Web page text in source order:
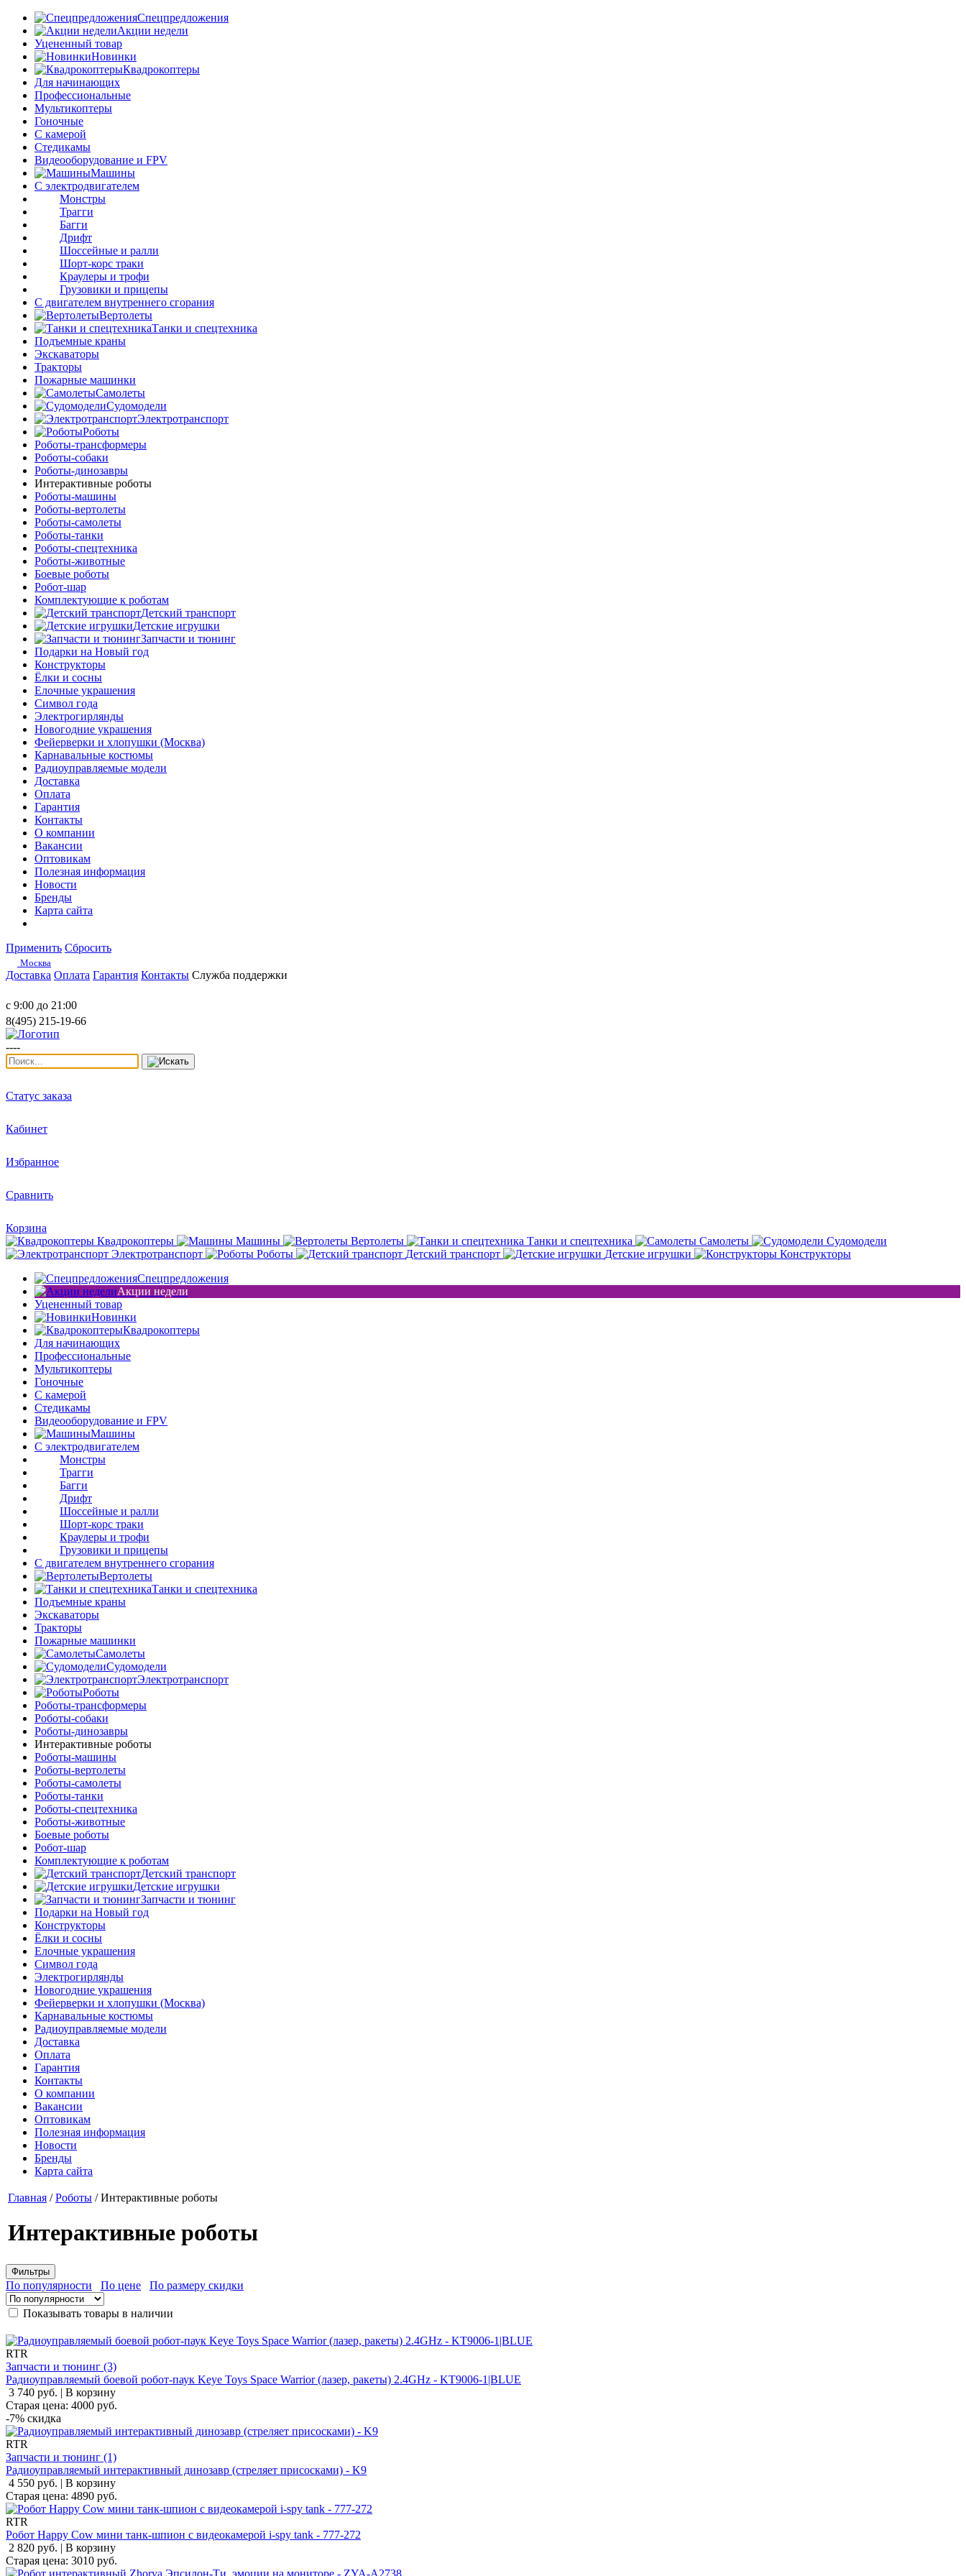
Спецпредложения
Акции недели
Уцененный товар
Новинки
Квадрокоптеры
Для начинающих
Профессиональные
Мультикоптеры
Гоночные
C камерой
Стедикамы
Видеооборудование и FPV
Машины
С электродвигателем
Монстры
Трагги
Багги
Дрифт
Шоссейные и ралли
Шорт-корс траки
Краулеры и трофи
Грузовики и прицепы
С двигателем внутреннего сгорания
Вертолеты
Танки и спецтехника
Подъемные краны
Экскаваторы
Тракторы
Пожарные машинки
Самолеты
Судомодели
Электротранспорт
Роботы
Роботы-трансформеры
Роботы-собаки
Роботы-динозавры
Интерактивные роботы
Роботы-машины
Роботы-вертолеты
Роботы-самолеты
Роботы-танки
Роботы-спецтехника
Роботы-животные
Боевые роботы
Робот-шар
Комплектующие к роботам
Детский транспорт
Детские игрушки
Запчасти и тюнинг
Подарки на Новый год
Конструкторы
Ёлки и сосны
Елочные украшения
Символ года
Электрогирлянды
Новогодние украшения
Фейерверки и хлопушки (Москва)
Карнавальные костюмы
Радиоуправляемые модели
Доставка
Оплата
Гарантия
Контакты
О компании
Вакансии
Оптовикам
Полезная информация
Новости
Бренды
Карта сайта
Применить Сбросить
Москва
Доставка Оплата Гарантия Контакты Служба поддержки
с 9:00 до 21:00
8(495) 215-19-66
----
Статус заказа
Кабинет
Избранное
Сравнить
Корзина
Квадрокоптеры
Машины Вертолеты Танки и спецтехника Самолеты
Судомодели
Электротранспорт
Роботы Детский транспорт Детские игрушки
Конструкторы
Спецпредложения
Акции недели
Уцененный товар
Новинки
Квадрокоптеры
Для начинающих
Профессиональные
Мультикоптеры
Гоночные
C камерой
Стедикамы
Видеооборудование и FPV
Машины
С электродвигателем
Монстры
Трагги
Багги
Дрифт
Шоссейные и ралли
Шорт-корс траки
Краулеры и трофи
Грузовики и прицепы
С двигателем внутреннего сгорания
Вертолеты
Танки и спецтехника
Подъемные краны
Экскаваторы
Тракторы
Пожарные машинки
Самолеты
Судомодели
Электротранспорт
Роботы
Роботы-трансформеры
Роботы-собаки
Роботы-динозавры
Интерактивные роботы
Роботы-машины
Роботы-вертолеты
Роботы-самолеты
Роботы-танки
Роботы-спецтехника
Роботы-животные
Боевые роботы
Робот-шар
Комплектующие к роботам
Детский транспорт
Детские игрушки
Запчасти и тюнинг
Подарки на Новый год
Конструкторы
Ёлки и сосны
Елочные украшения
Символ года
Электрогирлянды
Новогодние украшения
Фейерверки и хлопушки (Москва)
Карнавальные костюмы
Радиоуправляемые модели
Доставка
Оплата
Гарантия
Контакты
О компании
Вакансии
Оптовикам
Полезная информация
Новости
Бренды
Карта сайта
Главная /Роботы /Интерактивные роботы
Интерактивные роботы
Фильтры
По популярности По цене По размеру скидки
Показывать товары в наличии
RTR
Запчасти и тюнинг (3)
Радиоуправляемый боевой робот-паук Keye Toys Space Warrior (лазер, ракеты) 2.4GHz - KT9006-1|BLUE
3 740 руб. | В корзину
Старая цена: 4000 руб.
-7% скидка
RTR
Запчасти и тюнинг (1)
Радиоуправляемый интерактивный динозавр (стреляет присосками) - K9
4 550 руб. | В корзину
Старая цена: 4890 руб.
RTR
Робот Happy Cow мини танк-шпион с видеокамерой i-spy tank - 777-272
2 820 руб. | В корзину
Старая цена: 3010 руб.